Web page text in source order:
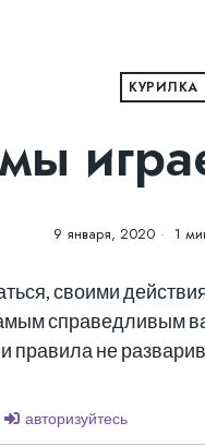
КУРИЛКА
9 января, 2020 1
своими
справедливым
не
авторизуйтесь